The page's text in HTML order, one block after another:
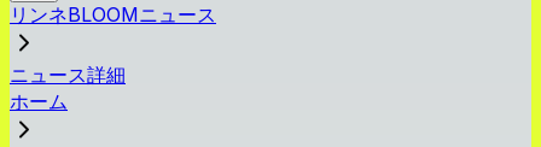
リンネBLOOMニュース
ニュース詳細
ホーム